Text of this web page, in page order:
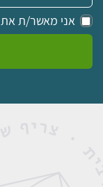
אני מאשר/ת את